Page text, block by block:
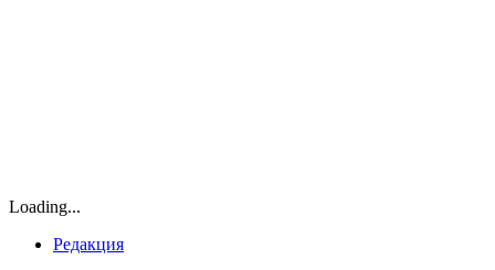
Loading...
Редакция